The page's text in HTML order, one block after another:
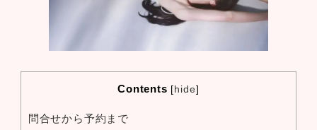
Contents [ hide]
問合せから予約まで